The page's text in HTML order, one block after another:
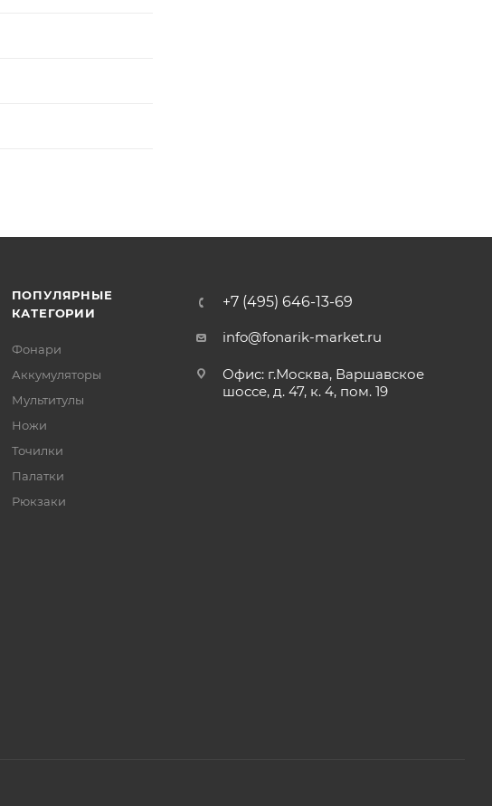
ПОПУЛЯРНЫЕ
КАТЕГОРИИ
Фонари
Аккумуляторы
Мультитулы
Ножи
Точилки
Палатки
Рюкзаки
+7 (495) 646-13-69
info@fonarik-market.ru
Офис: г.Москва, Варшавское
шоссе, д. 47, к. 4, пом. 19